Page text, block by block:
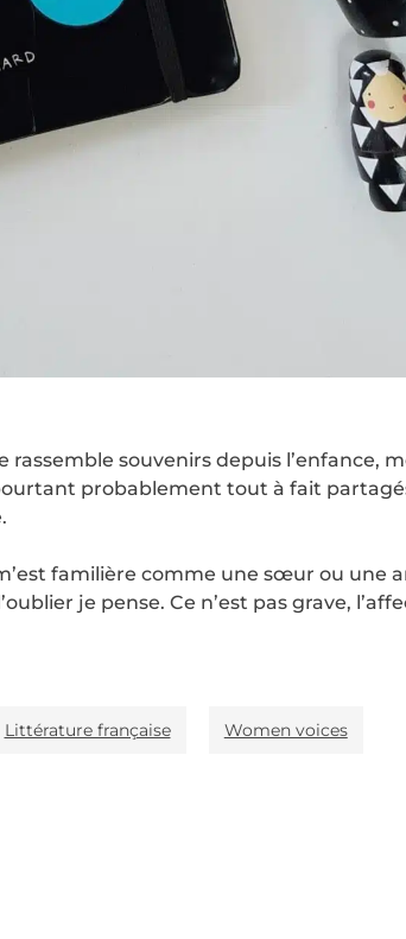
rassemble souvenirs depuis l’enfance,
probablement tout à fait
familière comme une sœur ou une
je pense. Ce n’est pas grave,
Littérature française Women voices